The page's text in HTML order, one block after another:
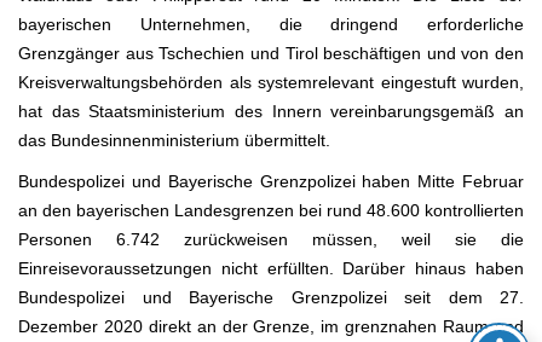
bayerischen Unternehmen, die dringend erforderliche
Grenzgänger aus Tschechien und Tirol beschäftigen und von den
Kreisverwaltungsbehörden als systemrelevant eingestuft wurden,
hat das Staatsministerium des Innern vereinbarungsgemäß an
das Bundesinnenministerium übermittelt.
Bundespolizei und Bayerische Grenzpolizei haben Mitte Februar
an den bayerischen Landesgrenzen bei rund 48.600 kontrollierten
Personen 6.742 zurückweisen müssen, weil sie die
Einreisevoraussetzungen nicht erfüllten. Darüber hinaus haben
Bundespolizei und Bayerische Grenzpolizei seit dem 27.
Dezember 2020 direkt an der Grenze, im grenznahen Raum und